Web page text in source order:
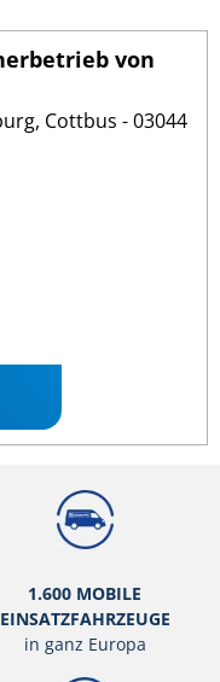
von
Cottbus - 03044
1.600 MOBILE
EINSATZFAHRZEUGE
in ganz Europa